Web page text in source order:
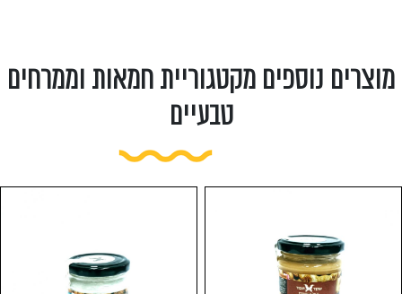
מוצרים נוספים מקטגוריית חמאות וממרחים
טבעיים